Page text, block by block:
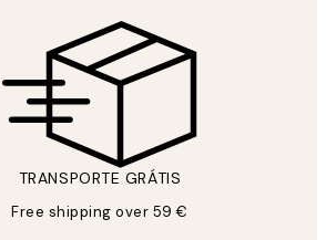
TRANSPORTE GRÁTIS
Free shipping over 59 €